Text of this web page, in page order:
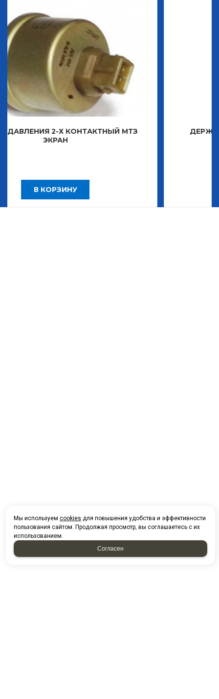
МТЗ ДЕРЖАТЕЛЬ ЗНАКА
Мы используем cookies для повышения удобства и эффективности
пользования сайтом. Продолжая просмотр, вы соглашаетесь с их
использованием.
Согласен